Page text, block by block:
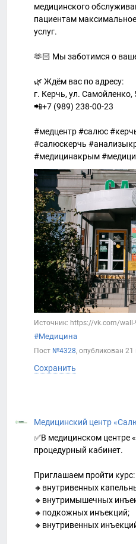
медицинского
пациентам
услуг.
🫶🏻 Мы заботимся о
🌿 Ждём вас по адресу:
г. Керчь, ул. Самойленко,
📲+7 (989) 238-00-23
#медцентр #салюс
#салюскерчь
#медицинакрым
Источник: https://vk.com/
#Медицина
Пост №4328, опубликован 21
Сохранить
Медицинский центр
✅В медицинском центре
процедурный кабинет.
Приглашаем пройти курс:
🔸внутривенных
🔸внутримышечных
🔸подкожных инъекций;
🔸внутривенных